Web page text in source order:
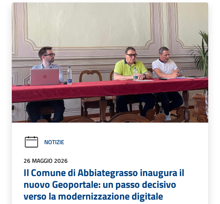
NOTIZIE
26 MAGGIO 2026
Il Comune di Abbiategrasso inaugura il
nuovo Geoportale: un passo decisivo
verso la modernizzazione digitale